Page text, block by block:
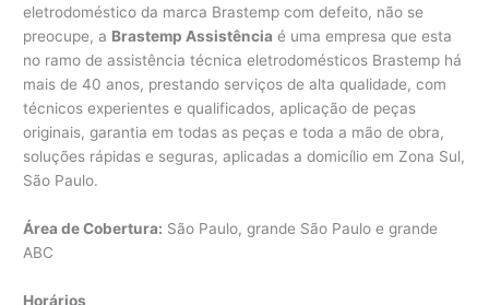
eletrodoméstico da marca Brastemp com defeito, não se
preocupe, a Brastemp Assistência é uma empresa que esta
no ramo de assistência técnica eletrodomésticos Brastemp há
mais de 40 anos, prestando serviços de alta qualidade, com
técnicos experientes e qualificados, aplicação de peças
originais, garantia em todas as peças e toda a mão de obra,
soluções rápidas e seguras, aplicadas a domicílio em Zona Sul,
São Paulo.
Área de Cobertura: São Paulo, grande São Paulo e grande
ABC
Horários